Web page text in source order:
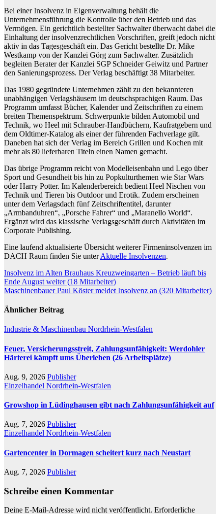
Bei einer Insolvenz in Eigenverwaltung behält die
Unternehmensführung die Kontrolle über den Betrieb und das
Vermögen. Ein gerichtlich bestellter Sachwalter überwacht dabei die
Einhaltung der insolvenzrechtlichen Vorschriften, greift jedoch nicht
aktiv in das Tagesgeschäft ein. Das Gericht bestellte Dr. Mike
Westkamp von der Kanzlei Görg zum Sachwalter. Zusätzlich
begleiten Berater der Kanzlei SGP Schneider Geiwitz und Partner
den Sanierungsprozess. Der Verlag beschäftigt 38 Mitarbeiter.
Das 1980 gegründete Unternehmen zählt zu den bekannteren
unabhängigen Verlagshäusern im deutschsprachigen Raum. Das
Programm umfasst Bücher, Kalender und Zeitschriften zu einem
breiten Themenspektrum. Schwerpunkte bilden Automobil und
Technik, wo Heel mit Schrauber-Handbüchern, Kaufratgebern und
dem Oldtimer-Katalog als einer der führenden Fachverlage gilt.
Daneben hat sich der Verlag im Bereich Grillen und Kochen mit
mehr als 80 lieferbaren Titeln einen Namen gemacht.
Das übrige Programm reicht von Modelleisenbahn und Lego über
Sport und Gesundheit bis hin zu Popkulturthemen wie Star Wars
oder Harry Potter. Im Kalenderbereich bedient Heel Nischen von
Technik und Tieren bis Outdoor und Erotik. Zudem erscheinen
unter dem Verlagsdach fünf Zeitschriftentitel, darunter
„Armbanduhren“, „Porsche Fahrer“ und „Maranello World“.
Ergänzt wird das klassische Verlagsgeschäft durch Aktivitäten im
Corporate Publishing.
Eine laufend aktualisierte Übersicht weiterer Firmeninsolvenzen im
DACH Raum finden Sie unterAktuelle Insolvenzen.
Beitragsnavigation
Insolvenz im Alten Brauhaus Kreuzweingarten – Betrieb läuft bis
Ende August weiter (18 Mitarbeiter)
Maschinenbauer Paul Köster meldet Insolvenz an (320 Mitarbeiter)
Ähnlicher Beitrag
Industrie & Maschinenbau Nordrhein-Westfalen
Feuer, Versicherungsstreit, Zahlungsunfähigkeit: Werdohler
Härterei kämpft ums Überleben (26 Arbeitsplätze)
Aug. 9, 2026 Publisher
Einzelhandel Nordrhein-Westfalen
Growshop in Lüdinghausen gibt nach Zahlungsunfähigkeit auf
Aug. 7, 2026 Publisher
Einzelhandel Nordrhein-Westfalen
Gartencenter in Dormagen scheitert kurz nach Neustart
Aug. 7, 2026 Publisher
Schreibe einen Kommentar
Deine E-Mail-Adresse wird nicht veröffentlicht. Erforderliche